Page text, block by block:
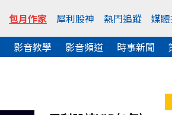
包月作家 犀利股神 熱門追蹤 媒
影音教學 影音頻道 時事新聞